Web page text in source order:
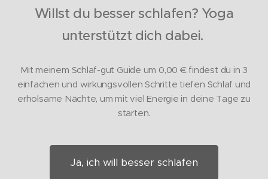
Willst du besser schlafen? Yoga
unterstützt dich dabei.
Mit meinem Schlaf-gut Guide um 0,00 € findest du in 3
einfachen und wirkungsvollen Schritte tiefen Schlaf und
erholsame Nächte, um mit viel Energie in deine Tage zu
starten.
Ja, ich will besser schlafen